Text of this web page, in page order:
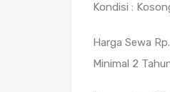
Kondisi :
Harga Sewa
Minimal 2